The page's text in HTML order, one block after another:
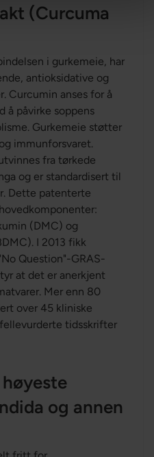
(Curcuma
i gurkemeie, har
antioksidative og
Curcumin anses for å
å påvirke soppens
Gurkemeie støtter
immunforsvaret.
fra tørkede
og er standardisert til
Dette patenterte
(DMC) og
I 2013 fikk
Question"-GRAS-
at det er anerkjent
Mer enn 80
over 45 kliniske
tidsskrifter
og annen